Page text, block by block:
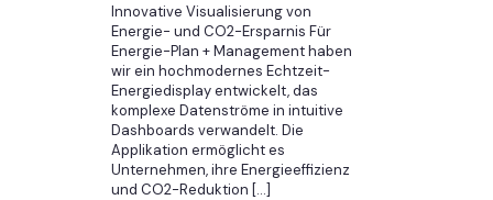
Innovative Visualisierung von
Energie- und CO2-Ersparnis Für
Energie-Plan + Management haben
wir ein hochmodernes Echtzeit-
Energiedisplay entwickelt, das
komplexe Datenströme in intuitive
Dashboards verwandelt. Die
Applikation ermöglicht es
Unternehmen, ihre Energieeffizienz
und CO2-Reduktion […]